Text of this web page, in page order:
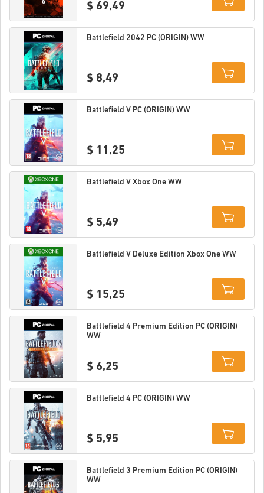
$ 69,49
Details
Battlefield 2042 PC (ORIGIN) WW
$ 8,49
Details
Battlefield V PC (ORIGIN) WW
$ 11,25
Details
Battlefield V Xbox One WW
$ 5,49
Details
Battlefield V Deluxe Edition Xbox One WW
$ 15,25
Details
Battlefield 4 Premium Edition PC (ORIGIN)
WW
$ 6,25
Details
Battlefield 4 PC (ORIGIN) WW
$ 5,95
Details
Battlefield 3 Premium Edition PC (ORIGIN)
WW